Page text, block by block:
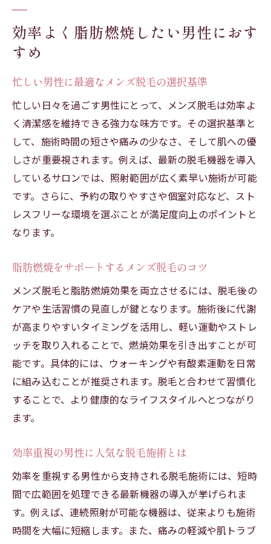
効率よく脂肪燃焼したい男性におす
すめ
忙しい男性に最適なメンズ脱毛の選択基準
忙しい日々を過ごす男性にとって、メンズ脱毛は効率よ
く清潔感を維持できる強力な味方です。その選択基準と
して、施術時間の短さや痛みの少なさ、そして肌への優
しさが重要視されます。例えば、最新の脱毛機器を導入
しているサロンでは、照射範囲が広く素早い施術が可能
です。さらに、予約の取りやすさや個室対応など、スト
レスフリーな環境を選ぶことが満足度向上のポイントと
なります。
脂肪燃焼をサポートするメンズ脱毛のコツ
メンズ脱毛と脂肪燃焼効果を両立させるには、脱毛後の
ケアや生活習慣の見直しが鍵となります。施術後に代謝
が高まりやすいタイミングを活用し、軽い運動やストレ
ッチを取り入れることで、燃焼効果を引き出すことが可
能です。具体的には、ウォーキングや有酸素運動を日常
に組み込むことが推奨されます。脱毛と合わせて習慣化
することで、より健康的なライフスタイルへとつながり
ます。
効率重視の男性に人気な脱毛施術とは
効率を重視する男性から支持される脱毛施術には、短時
間で広範囲を処理できる最新機器の導入が挙げられま
す。例えば、連続照射が可能な機器は、従来よりも施術
時間を大幅に短縮します。また、痛みの軽減や肌トラブ